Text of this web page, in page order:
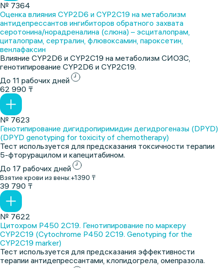
№ 7364
Оценка влияния CYP2D6 и CYP2C19 на метаболизм
антидепрессантов ингибиторов обратного захвата
серотонина/норадреналина (слюна) – эсциталопрам,
циталопрам, сертралин, флювоксамин, пароксетин,
венлафаксин
Влияние CYP2D6 и CYP2C19 на метаболизм СИОЗС,
генотипирование CYP2D6 и CYP2C19.
До 11 рабочих дней
62 990 ₸
№ 7623
Генотипирование дигидропиримидин дегидрогеназы (DPYD)
(DPYD genotyping for toxicity of chemotherapy)
Тест используется для предсказания токсичности терапии
5-фторурацилом и капецитабином.
До 17 рабочих дней
Взятие крови из вены:+1390 ₸
39 790 ₸
№ 7622
Цитохром P450 2C19. Генотипирование по маркеру
CYP2C19 (Cytochrome P450 2C19. Genotyping for the
CYP2C19 marker)
Тест используется для предсказания эффективности
терапии антидепрессантами, клопидогрела, омепразола.